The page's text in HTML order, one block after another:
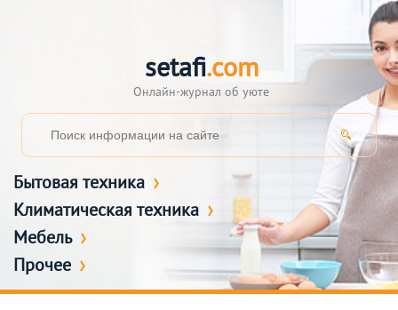
setafi.com
Онлайн-журнал об уюте
Бытовая техника
Климатическая техника
Мебель
Прочее